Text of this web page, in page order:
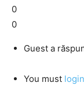
0
0
Guest a
You must login